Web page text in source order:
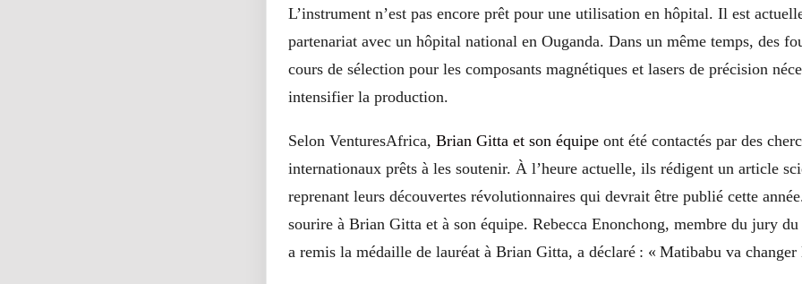
L’instrument n’est pas encore prêt pour une utilisation en hôpital. Il est
partenariat avec un hôpital national en Ouganda. Dans un même temps, des
cours de sélection pour les composants magnétiques et lasers de précision
intensifier la production.
Selon VenturesAfrica, Brian Gitta et son équipe ont été contactés par des
internationaux prêts à les soutenir. À l’heure actuelle, ils rédigent un article
reprenant leurs découvertes révolutionnaires qui devrait être publié cette
sourire à Brian Gitta et à son équipe. Rebecca Enonchong, membre du jury
a remis la médaille de lauréat à Brian Gitta, a déclaré : « Matibabu va changer